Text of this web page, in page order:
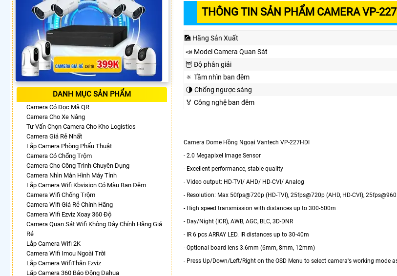
DANH MỤC SẢN PHẨM
Camera Có Đọc Mã QR
Camera Cho Xe Nâng
Tư Vấn Chọn Camera Cho Kho Logistics
Camera Giá Rẻ Nhất
Lắp Camera Phòng Phẩu Thuật
Camera Có Chống Trộm
Camera Cho Công Trình Chuyên Dụng
Camera Nhìn Màn Hình Máy Tính
Lắp Camera Wifi Kbvision Có Màu Ban Đêm
Camera Wifi Chống Trộm
Camera Wifi Giá Rẻ Chính Hãng
Camera Wifi Ezviz Xoay 360 Độ
Camera Quan Sát Wifi Không Dây Chính Hãng Giá
Rẻ
Lắp Camera Wifi 2K
Camera Wifi Imou Ngoài Trời
Lắp Camera WifiThân Ezviz
Lăp Camera 360 Báo Động Dahua
THÔNG TIN SẢN PHẨM CAMERA VP-
🎑 Hãng Sản Xuất
📣 Model Camera Quan Sát
🦉 Độ phân giải
🔅 Tầm nhìn ban đêm
🌗 Chống ngược sáng
️🏅️ Công nghệ ban đêm
Camera Dome Hồng Ngoại Vantech VP-227HDI
- 2.0 Megapixel Image Sensor
- Excellent performance, stable quality
- Video output: HD-TVI/ AHD/ HD-CVI/ Analog
- Resolution: Max 50fps@720p (HD-TVI), 25fps@720p (AHD, HD-CVI),
- High speed transmission with distances up to 300-500m
- Day/Night (ICR), AWB, AGC, BLC, 3D-DNR
- IR 6 pcs ARRAY LED. IR distances up to 30-40m
- Optional board lens 3.6mm (6mm, 8mm, 12mm)
- Press Up/Down/Left/Right on the OSD Menu to select camera's working mode